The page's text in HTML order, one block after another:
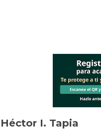
Héctor I. Tapia